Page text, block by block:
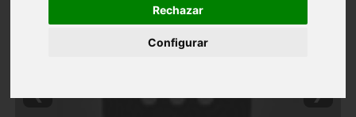
Rechazar
Configurar